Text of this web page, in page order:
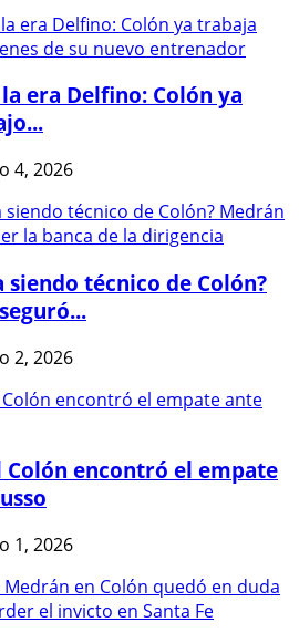
era Delfino: Colón ya
4, 2026
siendo técnico de Colón?
2, 2026
Colón encontró el empate
1, 2026